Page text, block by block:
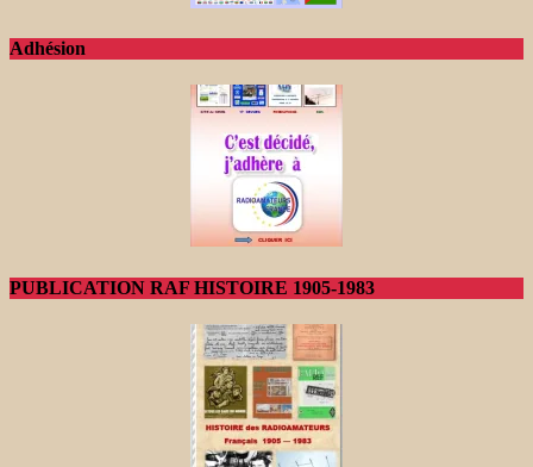
Adhésion
PUBLICATION RAF HISTOIRE 1905-1983